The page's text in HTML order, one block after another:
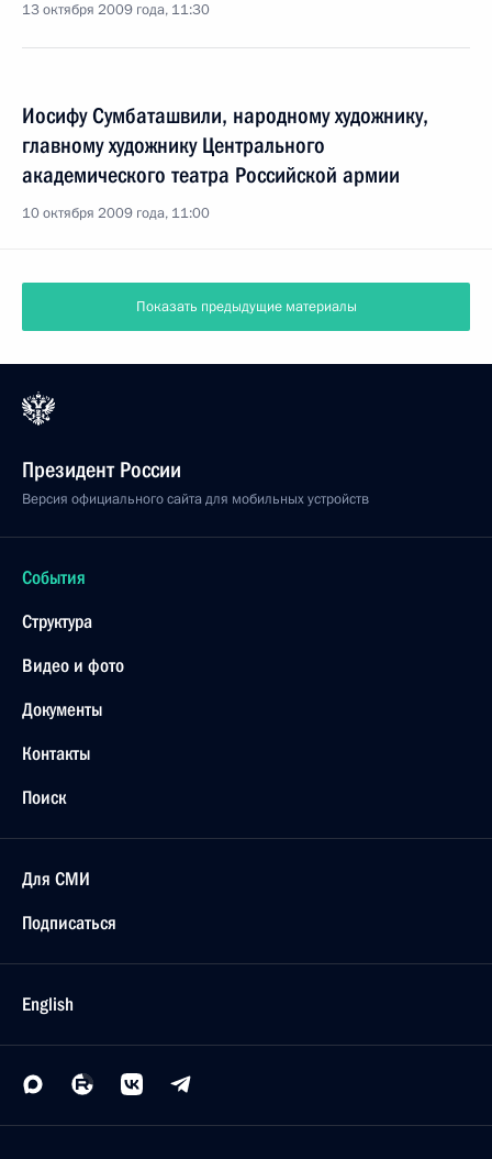
13 октября 2009 года, 11:30
Иосифу Сумбаташвили, народному художнику,
главному художнику Центрального
академического театра Российской армии
10 октября 2009 года, 11:00
Показать предыдущие материалы
Президент России
Версия официального сайта для мобильных устройств
События
Структура
Видео и фото
Документы
Контакты
Поиск
Для СМИ
Подписаться
English